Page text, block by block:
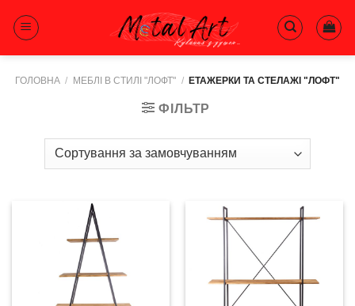
ГОЛОВНА / МЕБЛІ В СТИЛІ "ЛОФТ" / ЕТАЖЕРКИ ТА СТЕЛАЖІ "ЛОФТ"
ФІЛЬТР